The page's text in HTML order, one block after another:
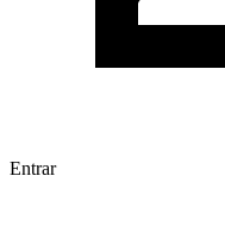
Entrar